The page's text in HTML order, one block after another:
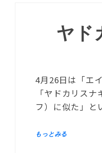
ヤド
4月26日は「エ
「ヤドカリス
フ）に似た」と